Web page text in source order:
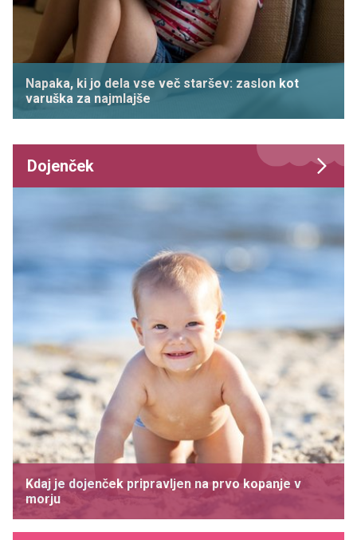
Napaka, ki jo dela vse več staršev: zaslon kot
varuška za najmlajše
Dojenček
Kdaj je dojenček pripravljen na prvo kopanje v
morju